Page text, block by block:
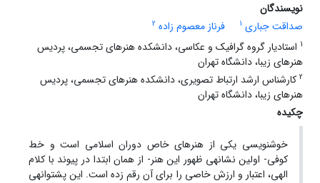
نویسندگان
صداقت جباری 1 فرناز معصوم زاده 2
1 استادیار گروه گرافیک و عکاسی، دانشکده هنرهای تجسمی، پردیس
هنرهای زیبا، دانشگاه تهران
2 کارشناس ارشد ارتباط تصویری، دانشکده هنرهای تجسمی، پردیس
هنرهای زیبا، دانشگاه تهران
چکیده
خوشنویسی یکی از هنرهای خاص دوران اسلامی است و خط
کوفی- اولین نشانهی ظهور این هنر- از همان ابتدا در پیوند با کلام
الهی، اعتبار و ارزش خاصی را برای آن رقم زده است. این پشتوانهی